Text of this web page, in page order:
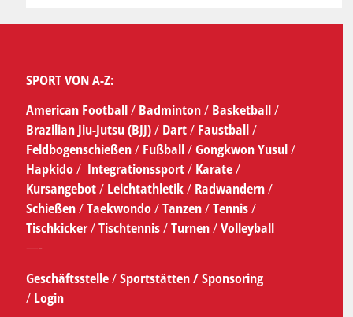
SPORT VON A-Z:
American Football/ Badminton/ Basketball/
Brazilian Jiu-Jutsu (BJJ)/ Dart/ Faustball/
Feldbogenschießen/ Fußball/Gongkwon Yusul/
Hapkido/ Integrationssport/ Karate/
Kursangebot/Leichtathletik/ Radwandern/
Schießen/Taekwondo/Tanzen/Tennis/
Tischkicker/Tischtennis/Turnen/Volleyball
—-
Geschäftsstelle/Sportstätten /Sponsoring
/ Login